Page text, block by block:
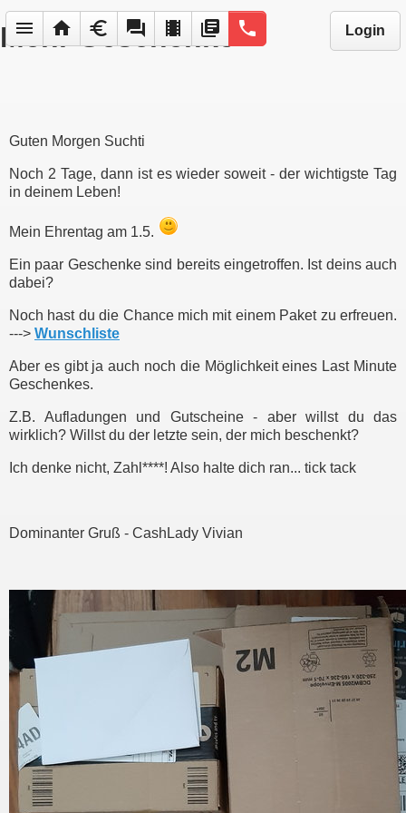
menu home euro forum local_movies library_books phone Login
Mehr Geschenke
Guten Morgen Suchti
Noch 2 Tage, dann ist es wieder soweit - der wichtigste Tag
in deinem Leben!
Mein Ehrentag am 1.5.
Ein paar Geschenke sind bereits eingetroffen. Ist deins auch
dabei?
Noch hast du die Chance mich mit einem Paket zu erfreuen.
---> Wunschliste
Aber es gibt ja auch noch die Möglichkeit eines Last Minute
Geschenkes.
Z.B. Aufladungen und Gutscheine - aber willst du das
wirklich? Willst du der letzte sein, der mich beschenkt?
Ich denke nicht, Zahl****! Also halte dich ran... tick tack
Dominanter Gruß - CashLady Vivian